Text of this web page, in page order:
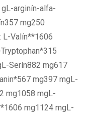
arginín-alfa-
mg250
L-Valín**1606
Serín882 mg617
mg397 mgL-
mg1058 mgL-
mg1124 mgL-